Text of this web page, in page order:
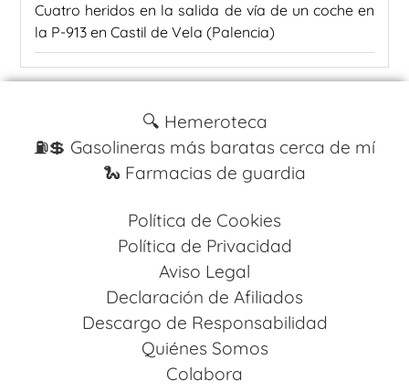
Cuatro heridos en la salida de vía de un coche en
la P-913 en Castil de Vela (Palencia)
🔍 Hemeroteca
⛽️💲 Gasolineras más baratas cerca de mí
🐍 Farmacias de guardia
Política de Cookies
Política de Privacidad
Aviso Legal
Declaración de Afiliados
Descargo de Responsabilidad
Quiénes Somos
Colabora